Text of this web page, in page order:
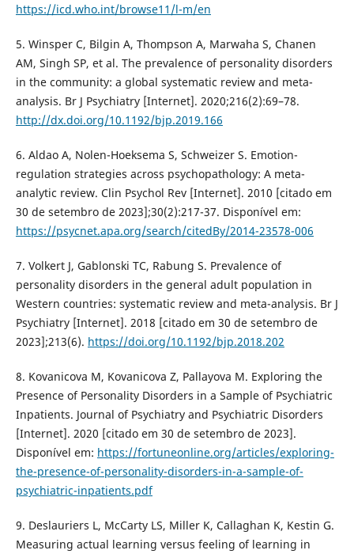
https://icd.who.int/browse11/l-m/en
5. Winsper C, Bilgin A, Thompson A, Marwaha S, Chanen
AM, Singh SP, et al. The prevalence of personality disorders
in the community: a global systematic review and meta-
analysis. Br J Psychiatry [Internet]. 2020;216(2):69–78.
http://dx.doi.org/10.1192/bjp.2019.166
6. Aldao A, Nolen-Hoeksema S, Schweizer S. Emotion-
regulation strategies across psychopathology: A meta-
analytic review. Clin Psychol Rev [Internet]. 2010 [citado em
30 de setembro de 2023];30(2):217-37. Disponível em:
https://psycnet.apa.org/search/citedBy/2014-23578-006
7. Volkert J, Gablonski TC, Rabung S. Prevalence of
personality disorders in the general adult population in
Western countries: systematic review and meta-analysis. Br J
Psychiatry [Internet]. 2018 [citado em 30 de setembro de
2023];213(6). https://doi.org/10.1192/bjp.2018.202
8. Kovanicova M, Kovanicova Z, Pallayova M. Exploring the
Presence of Personality Disorders in a Sample of Psychiatric
Inpatients. Journal of Psychiatry and Psychiatric Disorders
[Internet]. 2020 [citado em 30 de setembro de 2023].
Disponível em: https://fortuneonline.org/articles/exploring-
the-presence-of-personality-disorders-in-a-sample-of-
psychiatric-inpatients.pdf
9. Deslauriers L, McCarty LS, Miller K, Callaghan K, Kestin G.
Measuring actual learning versus feeling of learning in